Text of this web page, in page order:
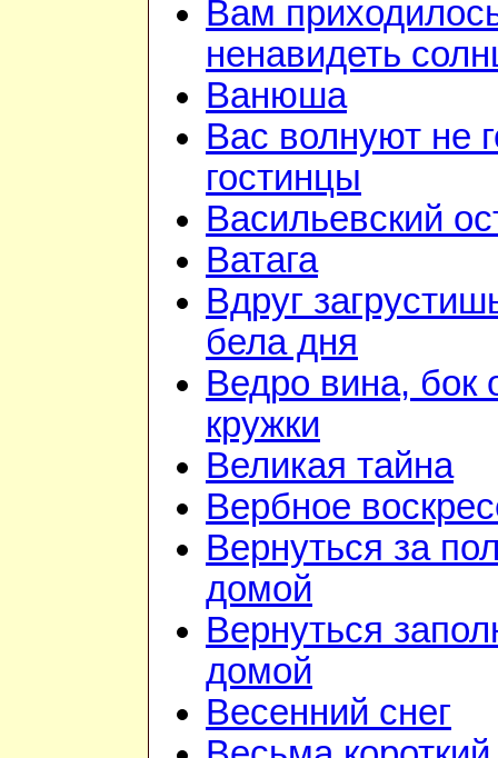
Вам
ненавидеть
Ванюша
Вас волнуют не
гостинцы
Васильевский
Ватага
Вдруг
бела дня
Ведро вина, бок
кружки
Великая тайна
Вербное
Вернуться за
домой
Вернуться
домой
Весенний снег